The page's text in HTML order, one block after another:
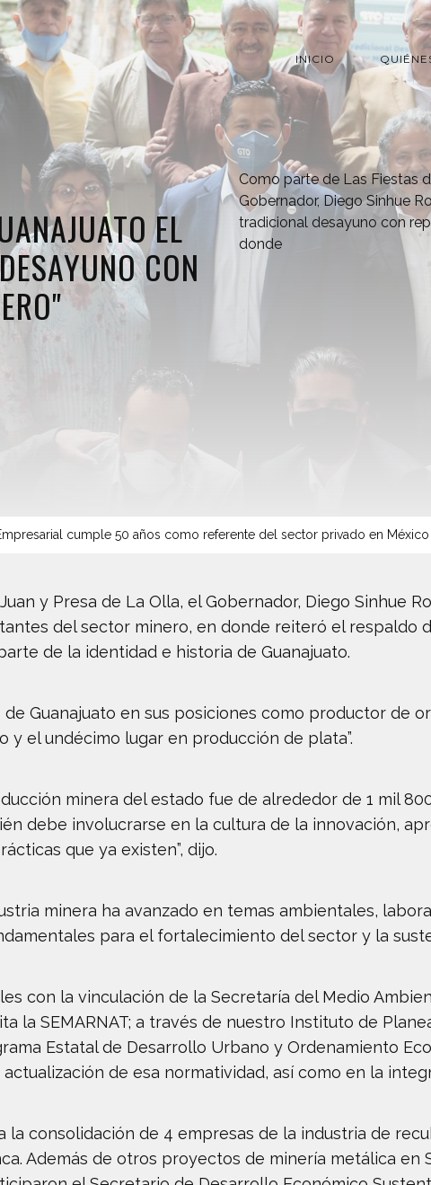
INICIO
EL
CON
Como parte de Las Fiestas
Gobernador, Diego Sinhue
tradicional desayuno con
donde
cumple 50 años como referente del sector privado en México
y Presa de La Olla, el Gobernador, Diego Sinhue
del sector minero, en donde reiteró el respaldo
de la identidad e historia de Guanajuato.
de Guanajuato en sus posiciones como productor de
y el undécimo lugar en producción de plata”.
minera del estado fue de alrededor de 1 mil
debe involucrarse en la cultura de la innovación,
que ya existen”, dijo.
minera ha avanzado en temas ambientales,
para el fortalecimiento del sector y la
con la vinculación de la Secretaría del Medio
la SEMARNAT; a través de nuestro Instituto de
Estatal de Desarrollo Urbano y Ordenamiento
de esa normatividad, así como en la
la consolidación de 4 empresas de la industria de
Además de otros proyectos de minería metálica en